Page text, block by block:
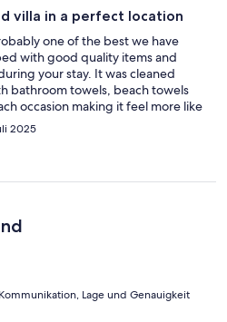
villa in a perfect location
one of the best we have
with good quality items and
your stay. It was cleaned
bathroom towels, beach towels
occasion making it feel more like
Some basic food & cleaning
within easy walking
doughnuts!) were available daily
outside the villa gate. Plenty of
drive. The local beach,
good for my husband & I but my
the water due to the stony beach
you get about 6ft into the
was a perfect host, very
holiday and when we arrived
face whenever we needed her
2025
Lage und Genauigkeit